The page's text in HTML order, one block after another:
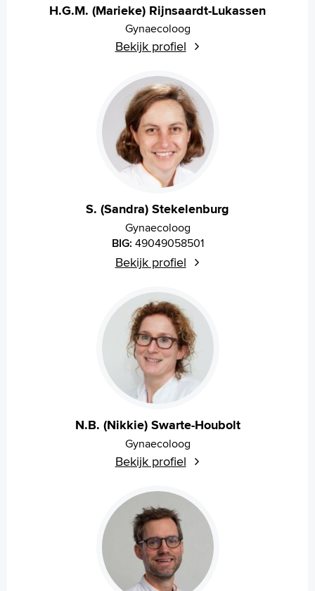
H.G.M. (Marieke) Rijnsaardt-Lukassen
Gynaecoloog
Bekijk profiel
S. (Sandra) Stekelenburg
Gynaecoloog
BIG: 49049058501
Bekijk profiel
N.B. (Nikkie) Swarte-Houbolt
Gynaecoloog
Bekijk profiel